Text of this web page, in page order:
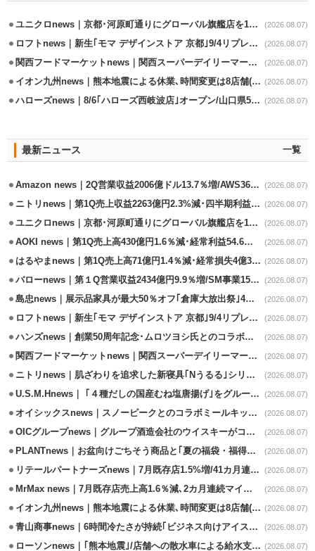
ユニクロnews｜京都･河原町通りにグローバル旗艦店を11/6開設 (2026.08.07)
ロフトnews｜新生｢モマ デザインストア 京都｣9/4リプレイスオープン (2026.08.07)
関西フードマーケットnews｜関西スーパーデイリーマート蒲生店8/7改装 (2026.08.07)
イオン九州news｜熊本地震による休業､時間変更は8店舗(8/7時点) (2026.08.07)
ハローズnews｜8/6｢ハローズ西岐波店｣オープン/山口県5店舗目 (2026.08.07)
最新ニュース 一覧
Amazon news｜2Q営業収益2006億ドル13.7％増/AWS36.8％％増が貢献 (2026.08.07)
ニトリnews｜第1Q売上収益2263億円2.3%減･四半期利益1.4％減 (2026.08.07)
ユニクロnews｜京都･河原町通りにグローバル旗艦店を11/6開設 (2026.08.07)
AOKI news｜第1Q売上高430億円1.6％減･経常利益54.6％減 (2026.08.07)
はるやまnews｜第1Q売上高71億円1.4％減･経常損失4億3800万円 (2026.08.07)
バローnews｜第１Q営業収益2434億円9.9％増/SM事業15.5％増と絶好調 (2026.08.07)
島忠news｜展示品家具が最大50％オフ｢倉庫大放出祭｣4店舗限定で開催 (2026.08.07)
ロフトnews｜新生｢モマ デザインストア 京都｣9/4リプレイスオープン (2026.08.07)
ハンズnews｜創業50周年記念･ムロツヨシ氏とのコラボ企画｢ムロハンズ｣開催 (2026.08.07)
関西フードマーケットnews｜関西スーパーデイリーマート蒲生店8/7改装 (2026.08.07)
ニトリnews｜肌ざわりを追求した新寝具｢Nうるる｣シリーズを発売 (2026.08.07)
U.S.M.Hnews｜ ｢４種だしの国産むね塩唐揚げ｣をグループ610店で共同販促 (2026.08.07)
オイシックスnews｜スノーピークとのコラボミールキット8/13発売 (2026.08.07)
OICグループnews｜グループ酒造会社のウイスキーがコンペティション受賞 (2026.08.07)
PLANTnews｜お盆向けごちそう商品と｢夏の福袋・福得カート｣8/8から開催 (2026.08.07)
リテールパートナーズnews｜7月既存店1.5%増/41カ月連続増 (2026.08.07)
MrMax news｜7月既存店売上高1.6％減､2カ月連続マイナス (2026.08.07)
イオン九州news｜熊本地震による休業､時間変更は8店舗(8/7時点) (2026.08.07)
青山商事news｜6時間冷たさが持続｢ビジネス向けアイスベスト｣発売 (2026.08.07)
ローソンnews｜｢熊本地震｣/店舗への散水車による給水支援を開始 (2026.08.07)